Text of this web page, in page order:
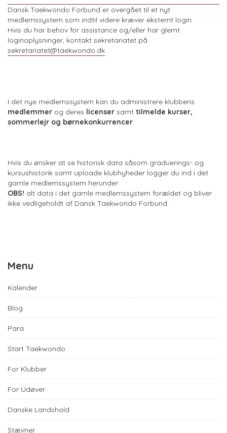
Dansk Taekwondo Forbund er overgået til et nyt
medlemssystem som indtil videre kræver eksternt login.
Hvis du har behov for assistance og/eller har glemt
loginoplysninger, kontakt sekretariatet på
sekretariatet@taekwondo.dk
I det nye medlemssystem kan du administrere klubbens
medlemmer og deres licenser samt tilmelde kurser,
sommerlejr og børnekonkurrencer.
Hvis du ønsker at se historisk data såsom graduerings- og
kursushistorik samt uploade klubhyheder logger du ind i det
gamle medlemssystem herunder:
OBS! alt data i det gamle medlemssystem forældet og bliver
ikke vedligeholdt af Dansk Taekwondo Forbund.
Menu
Kalender
Blog
Para
Start Taekwondo
For Klubber
For Udøver
Danske Landshold
Stævner